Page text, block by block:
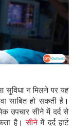
सुविधा न मिलने पर यह
साबित हो सकती है।
उपचार सीने में दर्द से
है।सीनेमें दर्द हार्ट